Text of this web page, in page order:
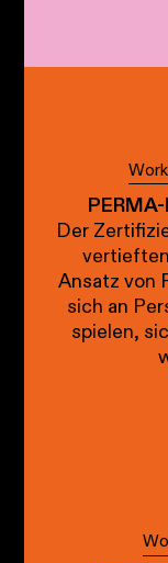
Der
Ansatz von
sich an
spielen,